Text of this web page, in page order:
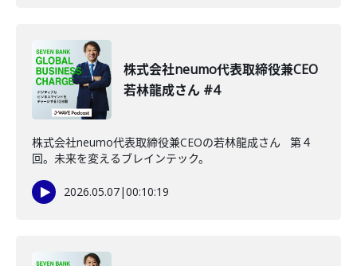
株式会社neumo代表取締役兼CEO
若林龍成さん #4
株式会社neumo代表取締役兼CEOの若林龍成さん 第４
回。未来を変えるブレインテック。
2026.05.07|00:10:19